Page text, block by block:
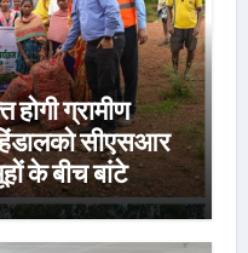
ग्रामीण
के बीच बांटे
बीज, 1,571